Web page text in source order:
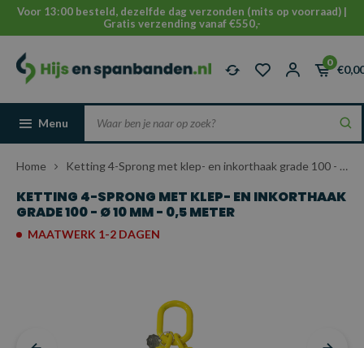
Voor 13:00 besteld, dezelfde dag verzonden (mits op voorraad) |
Gratis verzending vanaf €550,-
0
Menu
Home Ketting 4-Sprong met klep- en inkorthaak grade 100 - Ø 10 mm - 0,5 meter
KETTING 4-SPRONG MET KLEP- EN INKORTHAAK
GRADE 100 - Ø 10 MM - 0,5 METER
MAATWERK 1-2 DAGEN